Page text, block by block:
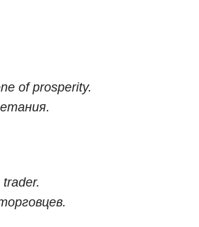
of prosperity.